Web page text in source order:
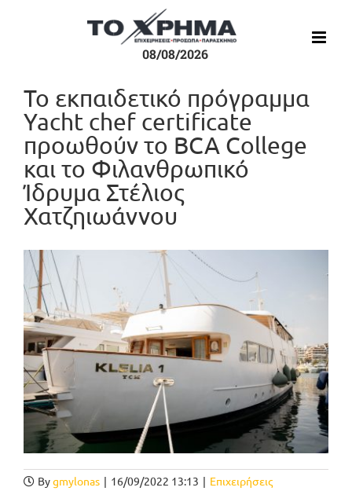
08/08/2026
Το εκπαιδετικό πρόγραμμα
Yacht chef certificate
προωθούν το BCA College
και το Φιλανθρωπικό
Ίδρυμα Στέλιος
Χατζηιωάννου
Προβολή
μεγαλύτερης
εικόνας
Bygmylonas | 16/09/2022 13:13 | Επιχειρήσεις